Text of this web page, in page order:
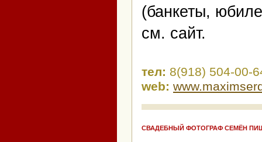
(банкеты,
см. сайт.
тел: 8(918) 504-00-
web:
СВАДЕБНЫЙ ФОТОГРАФ СЕМЁН